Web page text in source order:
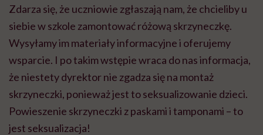
Zdarza się, że uczniowie zgłaszają nam, że chcieliby u
siebie w szkole zamontować różową skrzyneczkę.
Wysyłamy im materiały informacyjne i oferujemy
wsparcie. I po takim wstępie wraca do nas informacja,
że niestety dyrektor nie zgadza się na montaż
skrzyneczki, ponieważ jest to seksualizowanie dzieci.
Powieszenie skrzyneczki z paskami i tamponami – to
jest seksualizacja!